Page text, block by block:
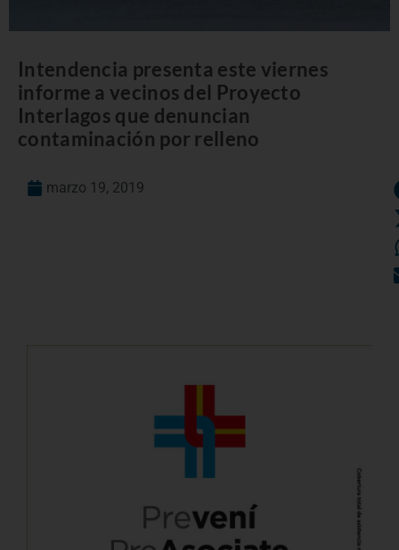
Intendencia presenta este viernes
informe a vecinos del Proyecto
Interlagos que denuncian
contaminación por relleno
marzo 19, 2019